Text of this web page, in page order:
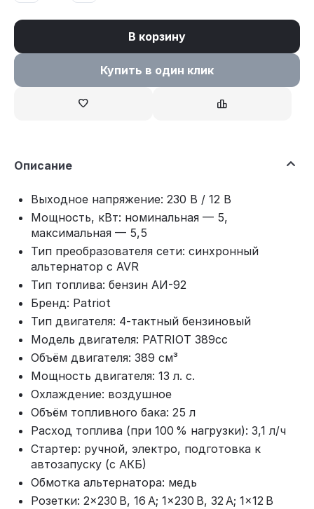
В корзину
Купить в один клик
Описание
Выходное напряжение: 230 В / 12 В
Мощность, кВт: номинальная — 5,
максимальная — 5,5
Тип преобразователя сети: синхронный
альтернатор с AVR
Тип топлива: бензин АИ-92
Бренд: Patriot
Тип двигателя: 4‑тактный бензиновый
Модель двигателя: PATRIOT 389cc
Объём двигателя: 389 см³
Мощность двигателя: 13 л. с.
Охлаждение: воздушное
Объём топливного бака: 25 л
Расход топлива (при 100 % нагрузки): 3,1 л/ч
Стартер: ручной, электро, подготовка к
автозапуску (с АКБ)
Обмотка альтернатора: медь
Розетки: 2×230 В, 16 А; 1×230 В, 32 А; 1×12 В